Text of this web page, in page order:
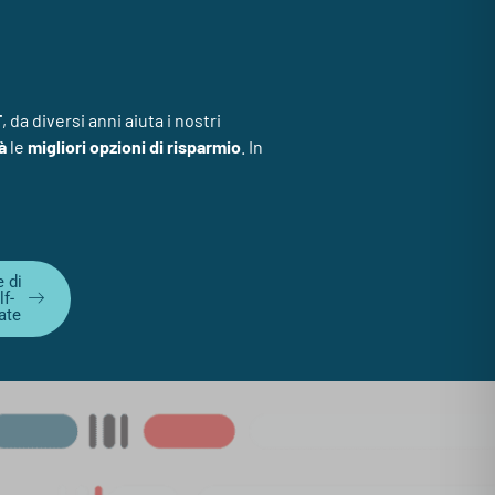
, da diversi anni aiuta i nostri
le migliori opzioni di risparmio. In
di